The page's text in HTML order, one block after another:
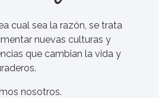
cual sea la razón, se trata
nuevas culturas y
que cambian la vida y
nosotros.